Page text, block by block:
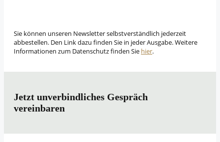
Sie können unseren Newsletter selbstverständlich jederzeit
abbestellen. Den Link dazu finden Sie in jeder Ausgabe. Weitere
Informationen zum Datenschutz finden Sie hier.
Jetzt unverbindliches Gespräch
vereinbaren